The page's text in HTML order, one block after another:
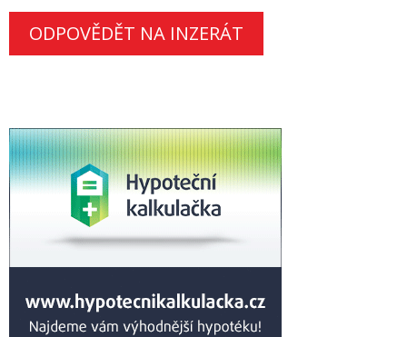
ODPOVĚDĚT NA INZERÁT